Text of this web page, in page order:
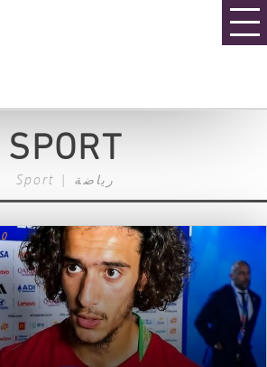
SPORT
Sport | رياضة
0